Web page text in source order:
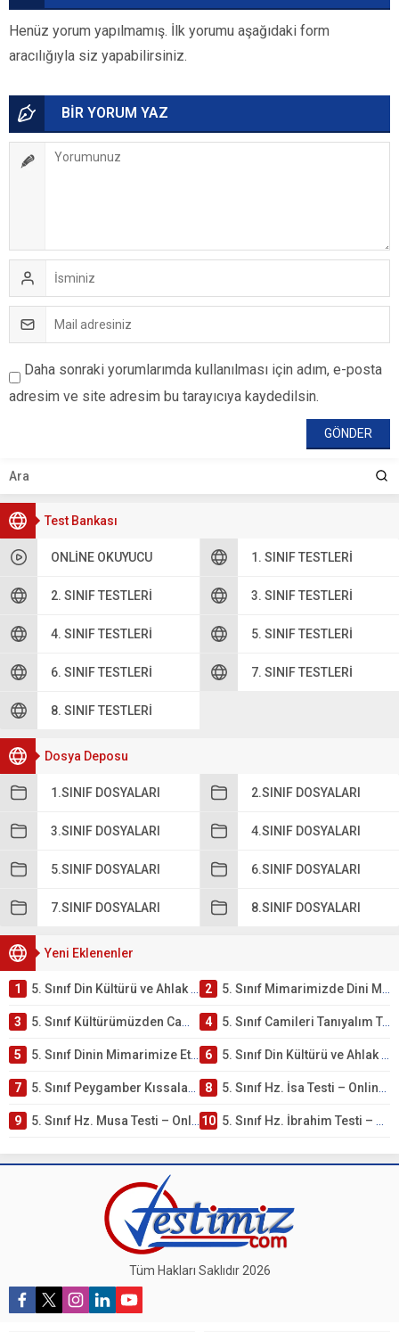
Test Bankası
ONLINE OKUYUCU 1. SINIF TESTLERI
2. SINIF TESTLERI 3. SINIF TESTLERI
4. SINIF TESTLERI 5. SINIF TESTLERI
6. SINIF TESTLERI 7. SINIF TESTLERI
8. SINIF TESTLERI
Dosya Deposu
1.SINIF DOSYALARI 2.SINIF DOSYALARI
3.SINIF DOSYALARI 4.SINIF DOSYALARI
5.SINIF DOSYALARI 6.SINIF DOSYALARI
7.SINIF DOSYALARI 8.SINIF DOSYALARI
Yeni Eklenenler
1 5. Sınıf Din Kültürü ve Ahlak Bilgisi 4. Ünite: Mimarimizde Dini Motifler Çalışmaları 2 5. Sınıf Mimarimizde Dini Motifler Ünite Testi – Online Çöz
3 5. Sınıf Kültürümüzden Cami Örnekleri Testi – Online Çöz 4 5. Sınıf Camileri Tanıyalım Testi – Online Çöz
5 5. Sınıf Dinin Mimarimize Etkisi Testi – Online Çöz 6 5. Sınıf Din Kültürü ve Ahlak Bilgisi 4. Ünite: Peygamber Kıssaları Çalışmaları
7 5. Sınıf Peygamber Kıssaları Ünite Testi – Online Çöz 8 5. Sınıf Hz. İsa Testi – Online Çöz
9 5. Sınıf Hz. Musa Testi – Online Çöz 10 5. Sınıf Hz. İbrahim Testi – Online Çöz
Henüz yorum yapılmamış. İlk yorumu aşağıdaki form
aracılığıyla siz yapabilirsiniz.
BİR YORUM YAZ
Daha sonraki yorumlarımda kullanılması için adım, e-posta
adresim ve site adresim bu tarayıcıya kaydedilsin.
Tüm Hakları Saklıdır 2026